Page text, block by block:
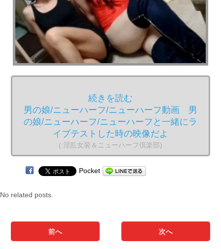
続きを読む
男の娘/ニューハーフ/ニューハーフ動画 男
の娘/ニューハーフ/ニューハーフと一緒にラ
イブテストした時の映像だよ
( 淫乱女装＆ニューハーフ倶楽部)
Pocket
No related posts.
前へ 次へ